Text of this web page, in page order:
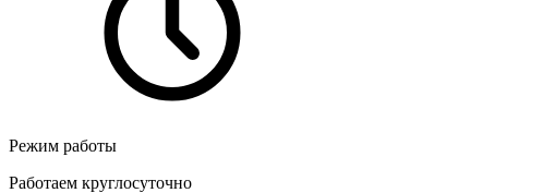
Режим работы
Работаем круглосуточно